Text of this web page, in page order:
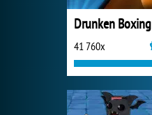
Drunken Boxing
41 760x